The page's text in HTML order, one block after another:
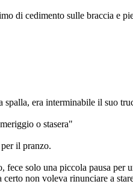
di cedimento sulle braccia e
spalla, era interminabile il suo
o stasera"
il pranzo.
solo una piccola pausa
non voleva rinunciare a